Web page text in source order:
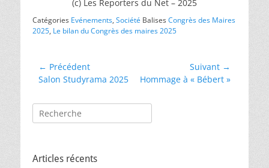
(c) Les Reporters du Net – 2025
Catégories Evénements, Société BalisesCongrès des Maires
2025, Le bilan du Congrès des maires 2025
Navigation
de
← Précédent
Article
Salon Studyrama 2025
Suivant →
Article
Hommage à « Bébert »
Rechercher :
Articles récents